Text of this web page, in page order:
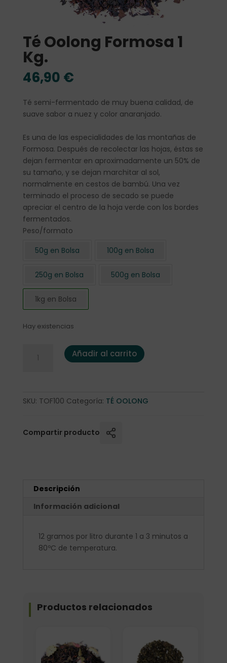
Té Oolong Formosa 1
Kg.
46,90 €
Té semi-fermentado de muy buena calidad, de
suave sabor a nuez y color anaranjado.
Es una de las especialidades de las montañas de
Formosa. Después de recolectar las hojas, éstas se
dejan fermentar en aproximadamente un 50% de
su tamaño, y se dejan marchitar al sol,
normalmente en cestos de bambú. Una vez
terminado el proceso de secado se puede
apreciar el centro de la hoja verde con los bordes
fermentados.
Peso/formato
50g en Bolsa
100g en Bolsa
250g en Bolsa 500g en Bolsa
1kg en Bolsa
Hay existencias
Té Oolong Formosa 1 Kg. cantidad
Añadir al carrito
SKU: TOF100 Categoría: TÉ OOLONG
Compartir producto
Descripción
Información adicional
12 gramos por litro durante 1 a 3 minutos a
80ºC de temperatura.
Productos relacionados
Elige: Peso/formato